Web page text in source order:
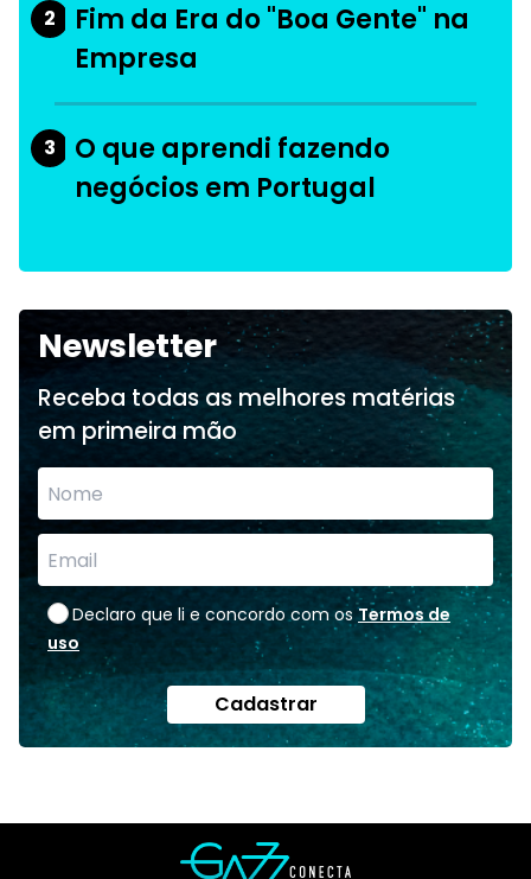
2
Fim da Era do "Boa Gente" na
Empresa
3
O que aprendi fazendo
negócios em Portugal
Newsletter
Receba todas as melhores matérias
em primeira mão
Declaro que li e concordo com os Termos de
uso
Cadastrar